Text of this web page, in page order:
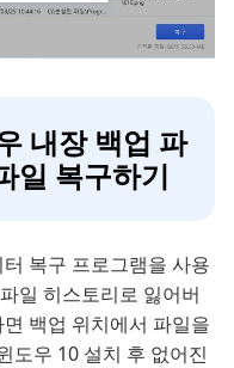
내장 백업 파
일 복구하기
복구 프로그램을 사용
일 히스토리로 잃어버
백업 위치에서 파일을
도우 10 설치 후 없어진